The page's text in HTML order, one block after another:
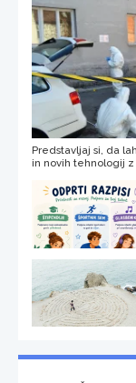
Predstavljaj si, da
in novih tehnologij